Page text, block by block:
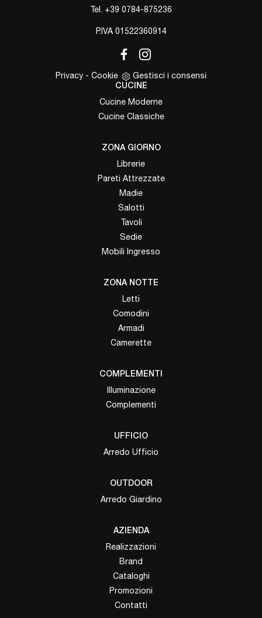
Tel. +39 0784-875236
P.IVA 01522360914
Privacy - Cookie Gestisci i consensi
CUCINE
Cucine Moderne
Cucine Classiche
ZONA GIORNO
Librerie
Pareti Attrezzate
Madie
Salotti
Tavoli
Sedie
Mobili Ingresso
ZONA NOTTE
Letti
Comodini
Armadi
Camerette
COMPLEMENTI
Illuminazione
Complementi
UFFICIO
Arredo Ufficio
OUTDOOR
Arredo Giardino
AZIENDA
Realizzazioni
Brand
Cataloghi
Promozioni
Contatti